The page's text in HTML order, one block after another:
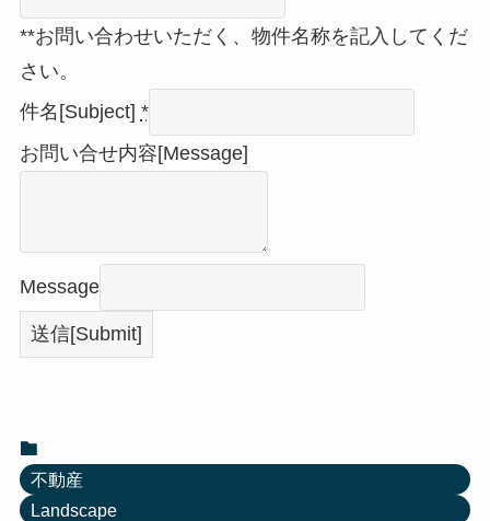
**お問い合わせいただく、物件名称を記入してくだ
さい。
件名[Subject] *
お問い合せ内容[Message]
Message
送信[Submit]
不動産
Landscape